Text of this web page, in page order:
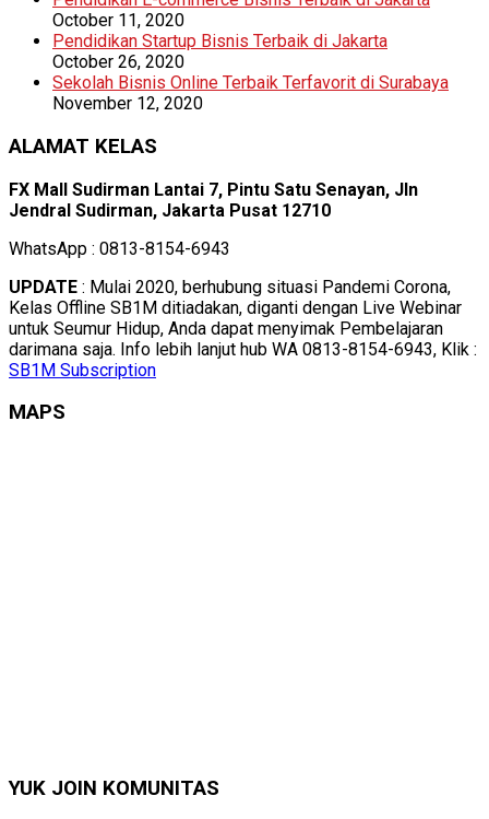
October 11, 2020
Pendidikan Startup Bisnis Terbaik di Jakarta
October 26, 2020
Sekolah Bisnis Online Terbaik Terfavorit di Surabaya
November 12, 2020
ALAMAT KELAS
FX Mall Sudirman Lantai 7, Pintu Satu Senayan, Jln
Jendral Sudirman, Jakarta Pusat 12710
WhatsApp : 0813-8154-6943
UPDATE : Mulai 2020, berhubung situasi Pandemi Corona,
Kelas Offline SB1M ditiadakan, diganti dengan Live Webinar
untuk Seumur Hidup, Anda dapat menyimak Pembelajaran
darimana saja. Info lebih lanjut hub WA 0813-8154-6943, Klik :
SB1M Subscription
MAPS
YUK JOIN KOMUNITAS